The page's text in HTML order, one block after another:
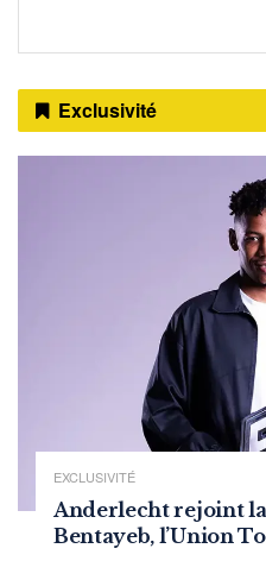
Exclusivité
EXCLUSIVITÉ
Anderlecht rejoint
Bentayeb, l’Union